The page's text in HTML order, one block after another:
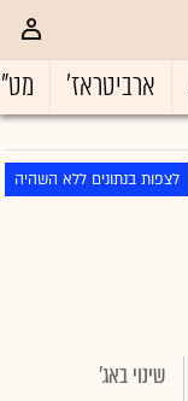
ארביטראז'
לצפות בנתונים ללא השהיה
שינוי באג'